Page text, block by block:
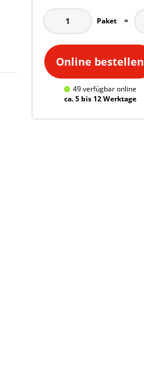
Paket =
Online bestellen
49verfügbaronline
ca. 5 bis 12 Werktage